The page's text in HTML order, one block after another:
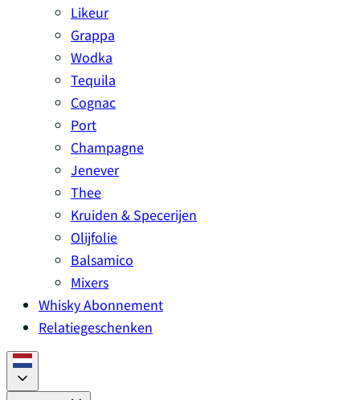
Likeur
Grappa
Wodka
Tequila
Cognac
Port
Champagne
Jenever
Thee
Kruiden & Specerijen
Olijfolie
Balsamico
Mixers
Whisky Abonnement
Relatiegeschenken